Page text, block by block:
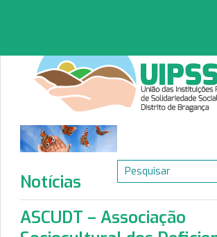
Notícias
ASCUDT – Associação